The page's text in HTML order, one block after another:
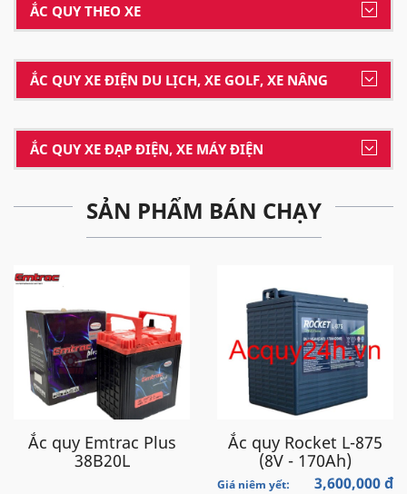
ẮC QUY THEO XE
ẮC QUY XE ĐIỆN DU LỊCH, XE GOLF, XE NÂNG
ẮC QUY XE ĐẠP ĐIỆN, XE MÁY ĐIỆN
SẢN PHẨM BÁN CHẠY
Ắc quy Emtrac Plus
38B20L
Ắc quy Rocket L-875
(8V - 170Ah)
Giá niêm yết: 3,600,000 đ